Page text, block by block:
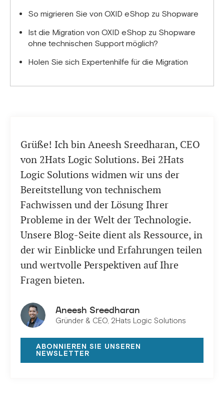
So migrieren Sie von OXID eShop zu Shopware
Ist die Migration von OXID eShop zu Shopware
ohne technischen Support möglich?
Holen Sie sich Expertenhilfe für die Migration
Grüße! Ich bin Aneesh Sreedharan, CEO
von 2Hats Logic Solutions. Bei 2Hats
Logic Solutions widmen wir uns der
Bereitstellung von technischem
Fachwissen und der Lösung Ihrer
Probleme in der Welt der Technologie.
Unsere Blog-Seite dient als Ressource, in
der wir Einblicke und Erfahrungen teilen
und wertvolle Perspektiven auf Ihre
Fragen bieten.
Aneesh Sreedharan
Gründer & CEO, 2Hats Logic Solutions
ABONNIEREN SIE UNSEREN
NEWSLETTER